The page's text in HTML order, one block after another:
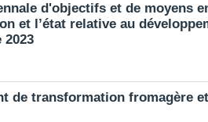
d'objectifs et de moyens
et l’état relative au
2023
de transformation fromagère